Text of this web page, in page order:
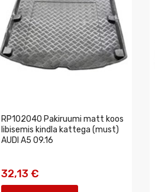
RP102040 Pakiruumi matt koos
libisemis kindla kattega (must)
AUDI A5 09.16
32,13 €